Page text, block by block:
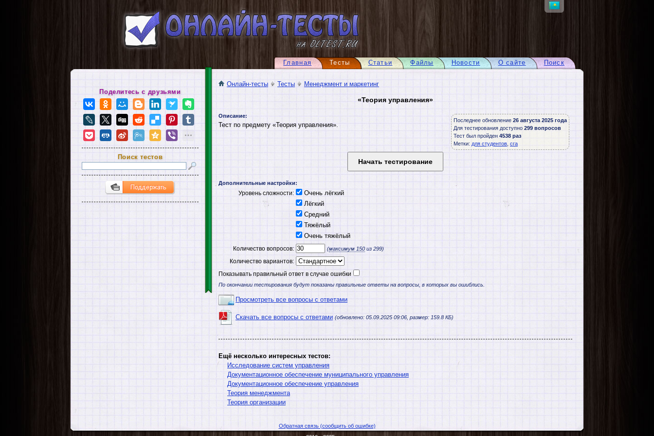
Поиск
О сайте
Новости
Файлы
Статьи
Тесты
Главная
Онлайн-тесты Тесты Менеджмент и маркетинг
«Теория управления»
Последнее обновление 26 августа 2025 года
Для тестирования доступно 299 вопросов
Тест был пройден 4538 раз
Метки: для студентов сга
Описание:
Тест по предмету «Теория управления».
Дополнительные настройки:
Уровень сложности:
Очень лёгкий
Лёгкий
Средний
Тяжёлый
Очень тяжёлый
Количество вопросов: (максимум 150 из 299)
Количество вариантов:
Показывать правильный ответ в случае ошибки
По окончании тестирования будут показаны правильные ответы на вопросы, в которых вы ошиблись.
Просмотреть все вопросы с ответами
Скачать все вопросы с ответами (обновлено: 05.09.2025 09:06, размер: 159.8 КБ)
Ещё несколько интересных тестов:
Исследование систем управления
Документационное обеспечение муниципального управления
Документационное обеспечение управления
Теория менеджмента
Теория организации
Поделитесь с друзьями
Поиск тестов
Обратная связь (сообщить об ошибке)